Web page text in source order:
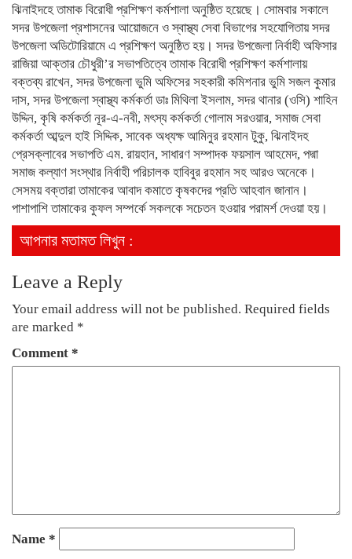
ঝিনাইদহে তামাক বিরোধী প্রশিক্ষণ কর্মশালা অনুষ্ঠিত হয়েছে। সোমবার সকালে
সদর উপজেলা প্রশাসনের আয়োজনে ও স্বাস্থ্য সেবা বিভাগের সহযোগিতায় সদর
উপজেলা অডিটোরিয়ামে এ প্রশিক্ষণ অনুষ্ঠিত হয়। সদর উপজেলা নির্বাহী অফিসার
রাজিয়া আক্তার চৌধুরী’র সভাপতিত্বে তামাক বিরোধী প্রশিক্ষণ কর্মশালায়
বক্তব্য রাখেন, সদর উপজেলা ভুমি অফিসের সহকারী কমিশনার ভুমি সজল কুমার
দাস, সদর উপজেলা স্বাস্থ্য কর্মকর্তা ডাঃ মিথিলা ইসলাম, সদর থানার (ওসি) শাহিন
উদ্দিন, কৃষি কর্মকর্তা নূর-এ-নবী, মৎস্য কর্মকর্তা গোলাম সরওয়ার, সমাজ সেবা
কর্মকর্তা আব্দুল হাই সিদ্দিক, সাবেক অধ্যক্ষ আমিনুর রহমান টুকু, ঝিনাইদহ
প্রেসক্লাবের সভাপতি এম. রায়হান, সাধারণ সম্পাদক ফয়সাল আহমেদ, পদ্মা
সমাজ কল্যাণ সংস্থার নির্বাহী পরিচালক হাবিবুর রহমান সহ আরও অনেকে।
সেসময় বক্তারা তামাকের আবাদ কমাতে কৃষকদের প্রতি আহবান জানান।
পাশাপাশি তামাকের কুফল সম্পর্কে সকলকে সচেতন হওয়ার পরামর্শ দেওয়া হয়।
আপনার মতামত লিখুন :
Leave a Reply
Your email address will not be published. Required fields
are marked *
Comment *
Name *